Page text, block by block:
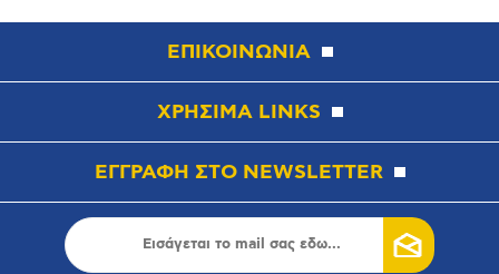
ΕΠΙΚΟΙΝΩΝΙΑ
ΧΡΗΣΙΜΑ LINKS
ΕΓΓΡΑΦΗ ΣΤΟ NEWSLETTER